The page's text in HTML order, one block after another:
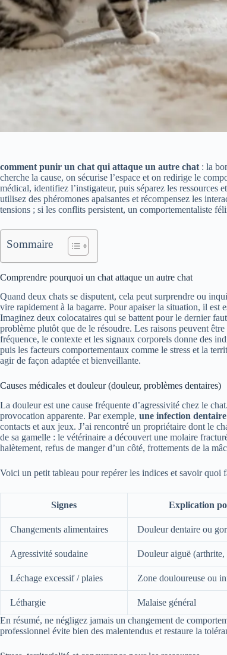
comment punir un chat qui attaque un autre chat : la
cherche la cause, on sécurise l’espace et on redirige le
médical, identifiez l’instigateur, puis séparez les ressources
utilisez des phéromones apaisantes et récompensez les
tensions ; si les conflits persistent, un comportementaliste
Sommaire
Comprendre pourquoi un chat attaque un autre chat
Quand deux chats se disputent, cela peut surprendre ou
vire rapidement à la bagarre. Pour apaiser la situation, il est
Imaginez deux colocataires qui se battent pour le dernier
problème plutôt que de le résoudre. Les raisons peuvent
fréquence, le contexte et les signaux corporels donne des
puis les facteurs comportementaux comme le stress et la
agir de façon adaptée et bienveillante.
Causes médicales et douleur (douleur, problèmes dentaires)
La douleur est une cause fréquente d’agressivité chez le
provocation apparente. Par exemple, une infection dentaire
contacts et aux jeux. J’ai rencontré un propriétaire dont le
de sa gamelle : le vétérinaire a découvert une molaire
halètement, refus de manger d’un côté, frottements de la
Voici un petit tableau pour repérer les indices et savoir quoi
Signes Explication
Changements alimentaires Douleur dentaire ou
Agressivité soudaine Douleur aiguë (arthrite,
Léchage excessif / plaies Zone douloureuse ou
Léthargie Malaise général
En résumé, ne négligez jamais un changement de
professionnel évite bien des malentendus et restaure la